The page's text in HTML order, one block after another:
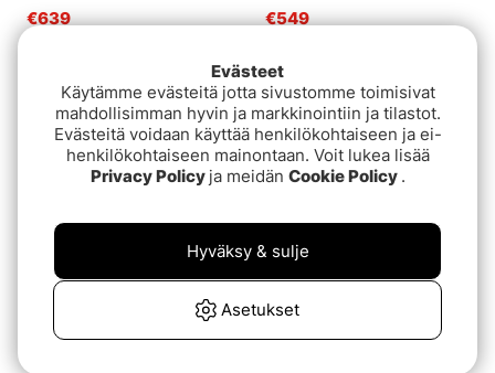
€639
€549
JRC Contact Barrow
€179
Loppuunmyyty
Green
Evästeet
Käytämme evästeitä jotta sivustomme toimisivat
mahdollisimman hyvin ja markkinointiin ja tilastot.
Evästeitä voidaan käyttää henkilökohtaiseen ja ei-
henkilökohtaiseen mainontaan. Voit lukea lisää
Privacy Policy ja meidän Cookie Policy .
Asetukset
Hyväksy & sulje